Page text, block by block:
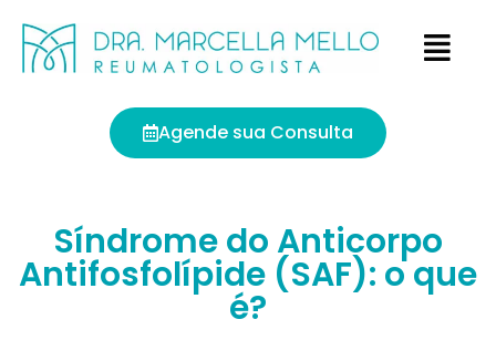
Agende sua Consulta
Síndrome do Anticorpo
Antifosfolípide (SAF): o que
é?